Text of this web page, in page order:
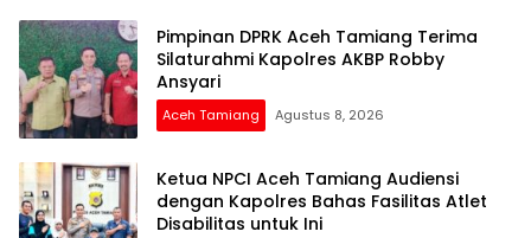
Pimpinan DPRK Aceh Tamiang Terima
Silaturahmi Kapolres AKBP Robby
Ansyari
Aceh Tamiang Agustus 8, 2026
Ketua NPCI Aceh Tamiang Audiensi
dengan Kapolres Bahas Fasilitas Atlet
Disabilitas untuk Ini